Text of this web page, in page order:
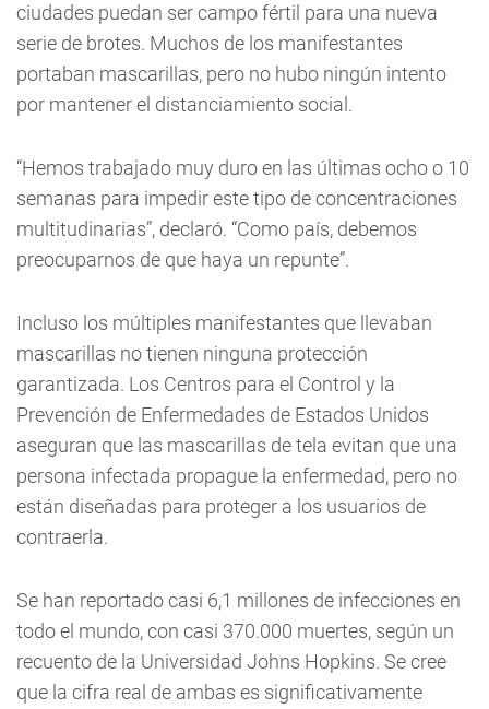
ciudades puedan ser campo fértil para una nueva
serie de brotes. Muchos de los manifestantes
portaban mascarillas, pero no hubo ningún intento
por mantener el distanciamiento social.
“Hemos trabajado muy duro en las últimas ocho o 10
semanas para impedir este tipo de concentraciones
multitudinarias”, declaró. “Como país, debemos
preocuparnos de que haya un repunte”.
Incluso los múltiples manifestantes que llevaban
mascarillas no tienen ninguna protección
garantizada. Los Centros para el Control y la
Prevención de Enfermedades de Estados Unidos
aseguran que las mascarillas de tela evitan que una
persona infectada propague la enfermedad, pero no
están diseñadas para proteger a los usuarios de
contraerla.
Se han reportado casi 6,1 millones de infecciones en
todo el mundo, con casi 370.000 muertes, según un
recuento de la Universidad Johns Hopkins. Se cree
que la cifra real de ambas es significativamente